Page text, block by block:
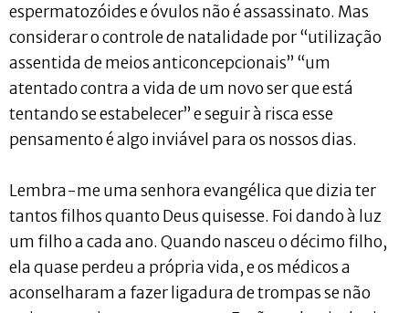
espermatozóides e óvulos não é assassinato. Mas
considerar o controle de natalidade por “utilização
assentida de meios anticoncepcionais” “um
atentado contra a vida de um novo ser que está
tentando se estabelecer” e seguir à risca esse
pensamento é algo inviável para os nossos dias.
Lembra-me uma senhora evangélica que dizia ter
tantos filhos quanto Deus quisesse. Foi dando à luz
um filho a cada ano. Quando nasceu o décimo filho,
ela quase perdeu a própria vida, e os médicos a
aconselharam a fazer ligadura de trompas se não